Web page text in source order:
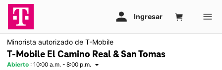
Minorista autorizado de T-Mobile
T-Mobile El Camino Real & San Tomas
Abierto : 10:00 a.m. - 8:00 p.m. arrow_drop_down